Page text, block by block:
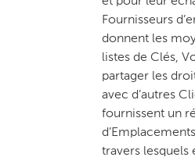
Fournisseurs
donnent les
listes de Clés,
partager les
avec d’autres
fournissent un
travers lesquels